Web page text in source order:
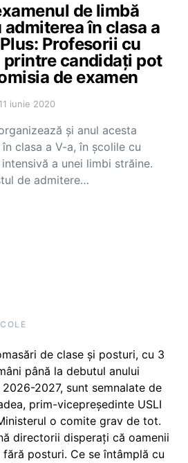
de limbă
în clasa a
Profesorii cu
printre candidați pot
de examen
11 iunie 2020
și anul acesta
clasa a V-a, în școlile cu
a unei limbi străine.
de admitere…
de clase și posturi, cu 3
până la debutul anului
2027, sunt semnalate de
prim-vicepreședinte USLI
o comite grav de tot.
directorii disperați că oamenii
fără posturi. Ce se întâmplă cu